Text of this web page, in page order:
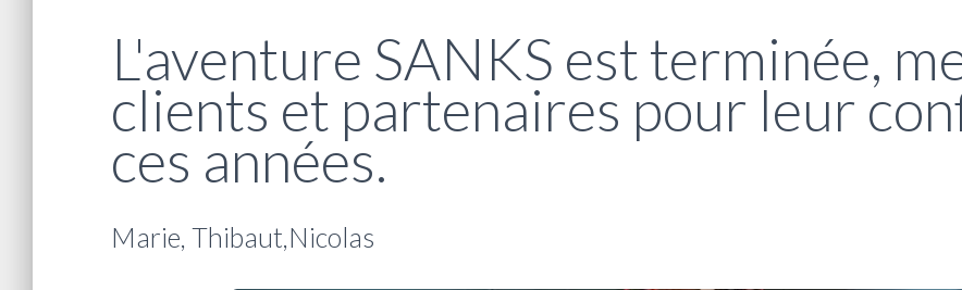
L'aventure SANKS est terminée,
clients et partenaires pour leur
ces années.
Marie, Thibaut,Nicolas